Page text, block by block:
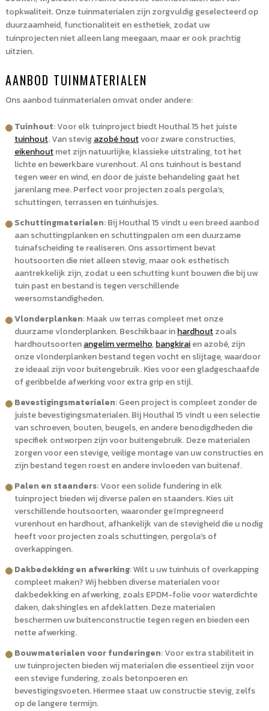
topkwaliteit. Onze tuinmaterialen zijn zorgvuldig geselecteerd op
duurzaamheid, functionaliteit en esthetiek, zodat uw
tuinprojecten niet alleen lang meegaan, maar er ook prachtig
uitzien.
AANBOD TUINMATERIALEN
Ons aanbod tuinmaterialen omvat onder andere:
Tuinhout: Voor elk tuinproject biedt Houthal 15 het juiste
tuinhout. Van stevigazobé houtvoor zware constructies,
eikenhoutmet zijn natuurlijke, klassieke uitstraling, tot het
lichte en bewerkbare vurenhout. Al ons tuinhout is bestand
tegen weer en wind, en door de juiste behandeling gaat het
jarenlang mee. Perfect voor projecten zoals pergola’s,
schuttingen, terrassen en tuinhuisjes.
Schuttingmaterialen: Bij Houthal 15 vindt u een breed aanbod
aan schuttingplanken en schuttingpalen om een duurzame
tuinafscheiding te realiseren. Ons assortiment bevat
houtsoorten die niet alleen stevig, maar ook esthetisch
aantrekkelijk zijn, zodat u een schutting kunt bouwen die bij uw
tuin past en bestand is tegen verschillende
weersomstandigheden.
Vlonderplanken: Maak uw terras compleet met onze
duurzame vlonderplanken. Beschikbaar inhardhoutzoals
hardhoutsoortenangelim vermelho,bangkiraien azobé, zijn
onze vlonderplanken bestand tegen vocht en slijtage, waardoor
ze ideaal zijn voor buitengebruik. Kies voor een gladgeschaafde
of geribbelde afwerking voor extra grip en stijl.
Bevestigingsmaterialen: Geen project is compleet zonder de
juiste bevestigingsmaterialen. Bij Houthal 15 vindt u een selectie
van schroeven, bouten, beugels, en andere benodigdheden die
specifiek ontworpen zijn voor buitengebruik. Deze materialen
zorgen voor een stevige, veilige montage van uw constructies en
zijn bestand tegen roest en andere invloeden van buitenaf.
Palen en staanders: Voor een solide fundering in elk
tuinproject bieden wij diverse palen en staanders. Kies uit
verschillende houtsoorten, waaronder geïmpregneerd
vurenhout en hardhout, afhankelijk van de stevigheid die u nodig
heeft voor projecten zoals schuttingen, pergola’s of
overkappingen.
Dakbedekking en afwerking: Wilt u uw tuinhuis of overkapping
compleet maken? Wij hebben diverse materialen voor
dakbedekking en afwerking, zoals EPDM-folie voor waterdichte
daken, dakshingles en afdeklatten. Deze materialen
beschermen uw buitenconstructie tegen regen en bieden een
nette afwerking.
Bouwmaterialen voor funderingen: Voor extra stabiliteit in
uw tuinprojecten bieden wij materialen die essentieel zijn voor
een stevige fundering, zoals betonpoeren en
bevestigingsvoeten. Hiermee staat uw constructie stevig, zelfs
op de langere termijn.